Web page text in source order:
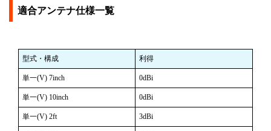
適合アンテナ仕様一覧
型式・構成 利得
単一(V) 7inch 0dBi
単一(V) 10inch 0dBi
単一(V) 2ft 3dBi